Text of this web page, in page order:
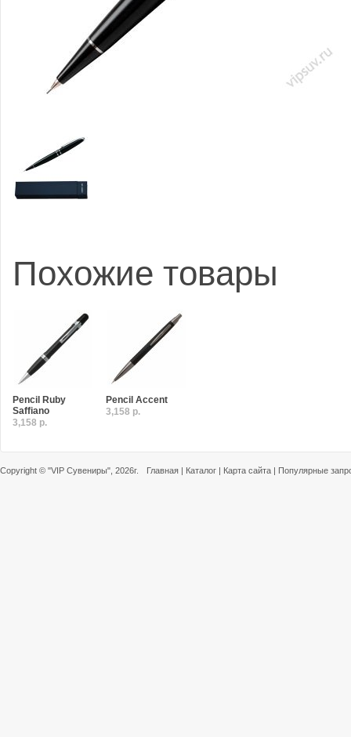
Похожие товары
Pencil Ruby
Saffiano
3,158 р.
Pencil Accent
3,158 р.
Copyright © "VIP Сувениры" , 2026г. Главная | Каталог | Карта сайта | Популярные